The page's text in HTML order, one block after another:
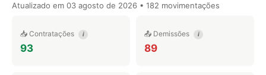
Atualizado em 03 agosto de 2026 • 182 movimentações
📥 Contratações i
93
📤 Demissões i
89